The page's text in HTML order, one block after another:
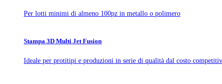
Per lotti minimi di almeno 100pz in metallo o polimero
Stampa 3D Multi Jet Fusion
Ideale per protitipi e produzioni in serie di qualità dal costo